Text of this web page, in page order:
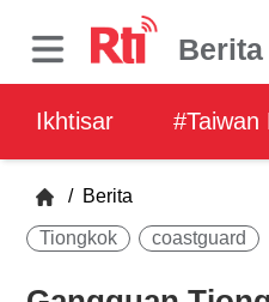
Berita
Ikhtisar #Taiwan
/ Berita
Tiongkok coastguard